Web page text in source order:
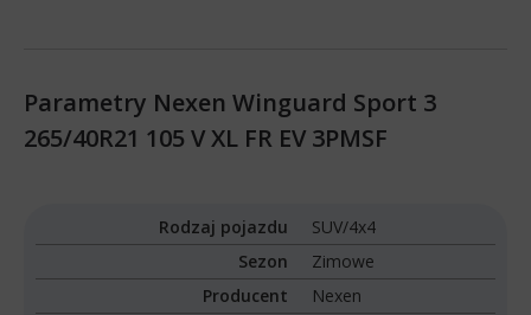
Parametry Nexen Winguard Sport 3
265/40R21 105 V XL FR EV 3PMSF
Rodzaj pojazdu
SUV/4x4
Sezon
Zimowe
Producent
Nexen